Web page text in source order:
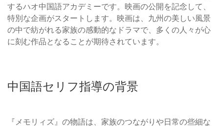
するハオ中国語アカデミーです。映画の公開を記念して、
特別な企画がスタートします。映画は、九州の美しい風景
の中で紡がれる家族の感動的なドラマで、多くの人々が心
に刻む作品となることが期待されています。
中国語セリフ指導の背景
『メモリィズ』の物語は、家族のつながりや日常の些細な